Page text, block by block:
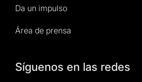
Da un impulso
Área de prensa
Síguenos en las redes